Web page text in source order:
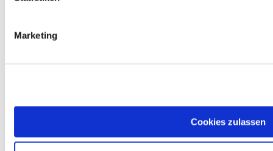
Marketing
Cookies zulassen
Prüfungstraining telc Deutsch C1 Hochschule E-Book Einzellizenz